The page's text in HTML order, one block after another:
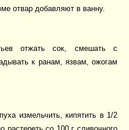
отвар добавляют в ванну.
отжать сок, смешать с
к ранам, язвам, ожогам
измельчить, кипятить в 1/2